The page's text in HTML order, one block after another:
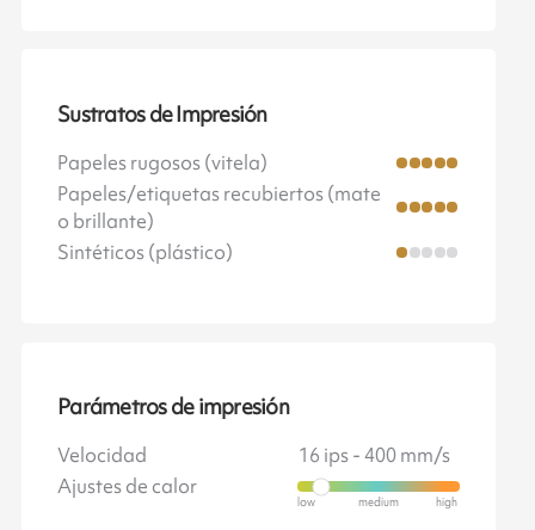
Sustratos de Impresión
Papeles rugosos (vitela)
Papeles/etiquetas recubiertos (mate
o brillante)
Sintéticos (plástico)
Parámetros de impresión
Velocidad
16 ips - 400 mm/s
Ajustes de calor